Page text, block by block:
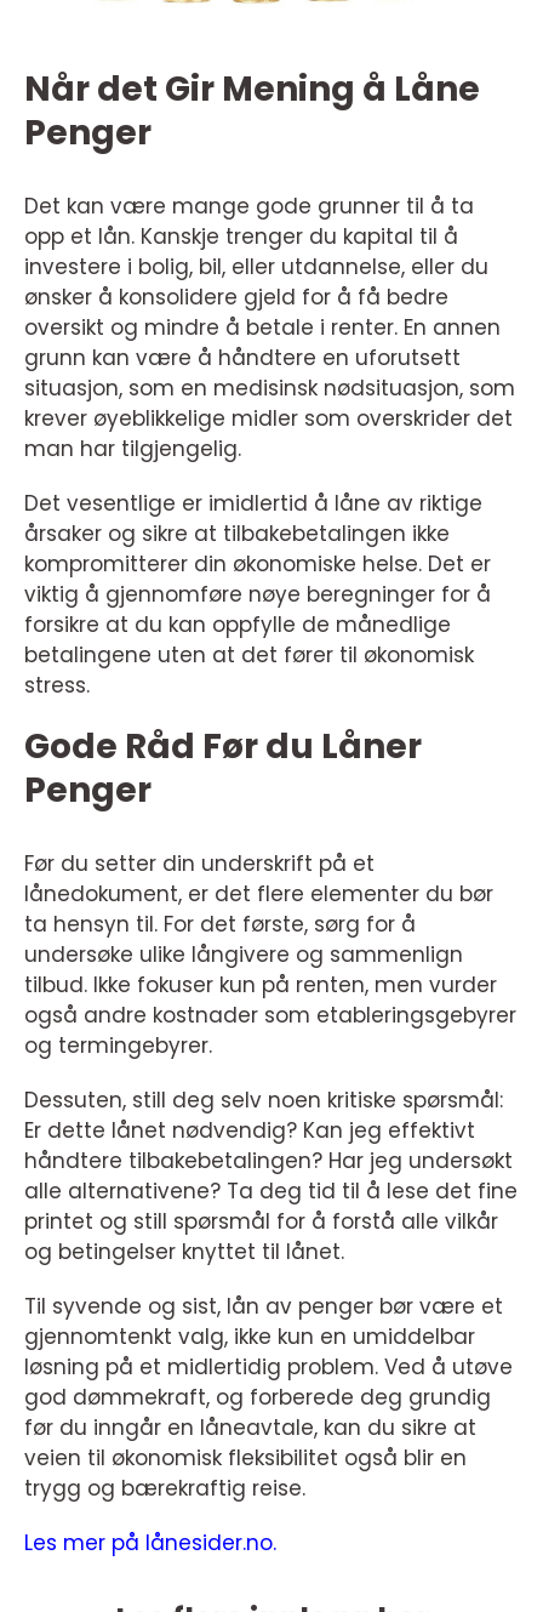
Når det Gir Mening å Låne
Penger
Det kan være mange gode grunner til å ta
opp et lån. Kanskje trenger du kapital til å
investere i bolig, bil, eller utdannelse, eller du
ønsker å konsolidere gjeld for å få bedre
oversikt og mindre å betale i renter. En annen
grunn kan være å håndtere en uforutsett
situasjon, som en medisinsk nødsituasjon, som
krever øyeblikkelige midler som overskrider det
man har tilgjengelig.
Det vesentlige er imidlertid å låne av riktige
årsaker og sikre at tilbakebetalingen ikke
kompromitterer din økonomiske helse. Det er
viktig å gjennomføre nøye beregninger for å
forsikre at du kan oppfylle de månedlige
betalingene uten at det fører til økonomisk
stress.
Gode Råd Før du Låner
Penger
Før du setter din underskrift på et
lånedokument, er det flere elementer du bør
ta hensyn til. For det første, sørg for å
undersøke ulike långivere og sammenlign
tilbud. Ikke fokuser kun på renten, men vurder
også andre kostnader som etableringsgebyrer
og termingebyrer.
Dessuten, still deg selv noen kritiske spørsmål:
Er dette lånet nødvendig? Kan jeg effektivt
håndtere tilbakebetalingen? Har jeg undersøkt
alle alternativene? Ta deg tid til å lese det fine
printet og still spørsmål for å forstå alle vilkår
og betingelser knyttet til lånet.
Til syvende og sist, lån av penger bør være et
gjennomtenkt valg, ikke kun en umiddelbar
løsning på et midlertidig problem. Ved å utøve
god dømmekraft, og forberede deg grundig
før du inngår en låneavtale, kan du sikre at
veien til økonomisk fleksibilitet også blir en
trygg og bærekraftig reise.
Les mer på lånesider.no.